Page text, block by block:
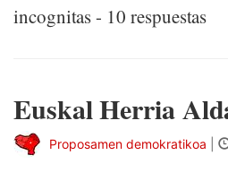
incognitas - 10 respuestas
Euskal Herria
Proposamen demokratikoa